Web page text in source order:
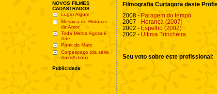
NOVOS FILMES
CADASTRADOS
Lugar Algum
Mosaica de Histórias
de Amor
Toda Merda Agora é
Arte
Punk do Mato
Corpespaço (da série
AnimAction)
Publicidade
Filmografia Curtagora deste
2008 - Paragem do tempo
2007 - Herança (2007)
2002 - Espelho (2002)
2002 - Última Trincheira
Seu voto sobre este profissional: